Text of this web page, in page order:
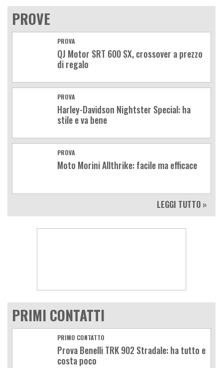
PROVE
PROVA
QJ Motor SRT 600 SX, crossover a prezzo
di regalo
PROVA
Harley-Davidson Nightster Special: ha
stile e va bene
PROVA
Moto Morini Allthrike: facile ma efficace
LEGGI TUTTO »
PRIMI CONTATTI
PRIMO CONTATTO
Prova Benelli TRK 902 Stradale: ha tutto e
costa poco